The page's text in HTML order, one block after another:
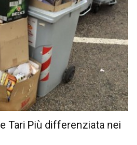
Tari Più differenziata nei